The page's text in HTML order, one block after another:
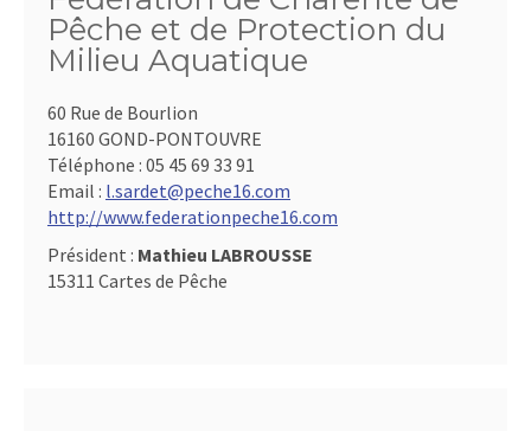
Pêche et de Protection du
Milieu Aquatique
60 Rue de Bourlion
16160 GOND-PONTOUVRE
Téléphone : 05 45 69 33 91
Email : l.sardet@peche16.com
http://www.federationpeche16.com
Président : Mathieu LABROUSSE
15311 Cartes de Pêche